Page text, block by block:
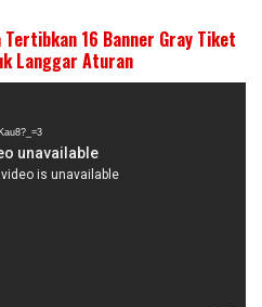
Tertibkan 16 Banner Gray Tiket
Langgar Aturan